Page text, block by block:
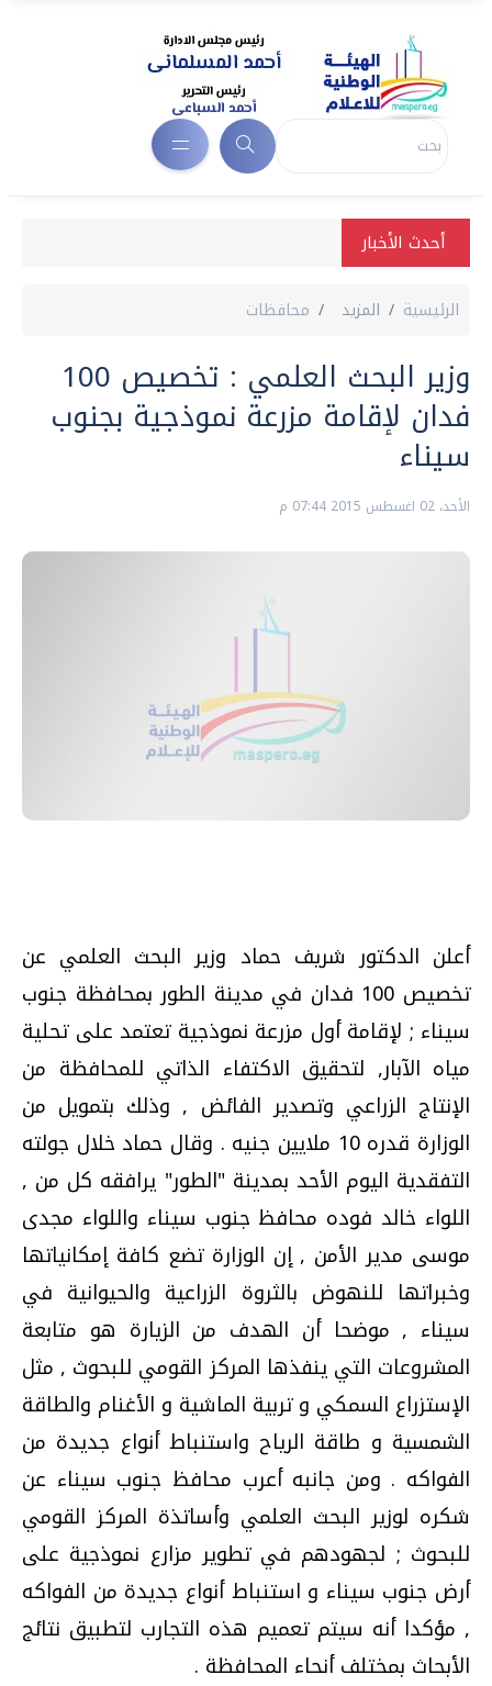
أحدث الأخبار
الرئيسية المزيد محافظات
وزير البحث العلمي : تخصيص 100
فدان لإقامة مزرعة نموذجية بجنوب
سيناء
الأحد، 02 اغسطس 2015 07:44 م
أعلن الدكتور شريف حماد وزير البحث العلمي عن
تخصيص 100 فدان في مدينة الطور بمحافظة جنوب
سيناء ; لإقامة أول مزرعة نموذجية تعتمد على تحلية
مياه الآبار, لتحقيق الاكتفاء الذاتي للمحافظة من
الإنتاج الزراعي وتصدير الفائض , وذلك بتمويل من
الوزارة قدره 10 ملايين جنيه . وقال حماد خلال جولته
التفقدية اليوم الأحد بمدينة "الطور" يرافقه كل من ,
اللواء خالد فوده محافظ جنوب سيناء واللواء مجدى
موسى مدير الأمن , إن الوزارة تضع كافة إمكانياتها
وخبراتها للنهوض بالثروة الزراعية والحيوانية في
سيناء , موضحا أن الهدف من الزيارة هو متابعة
المشروعات التي ينفذها المركز القومي للبحوث , مثل
الإستزراع السمكي و تربية الماشية و الأغنام والطاقة
الشمسية و طاقة الرياح واستنباط أنواع جديدة من
الفواكه . ومن جانبه أعرب محافظ جنوب سيناء عن
شكره لوزير البحث العلمي وأساتذة المركز القومي
للبحوث ; لجهودهم في تطوير مزارع نموذجية على
أرض جنوب سيناء و استنباط أنواع جديدة من الفواكه
, مؤكدا أنه سيتم تعميم هذه التجارب لتطبيق نتائج
الأبحاث بمختلف أنحاء المحافظة .